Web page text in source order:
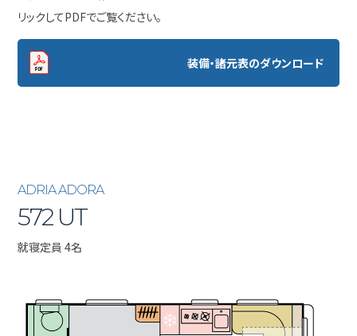
リックしてPDFでご覧ください。
装備・諸元表のダウンロード
ADRIA ADORA
572 UT
就寝定員 4名